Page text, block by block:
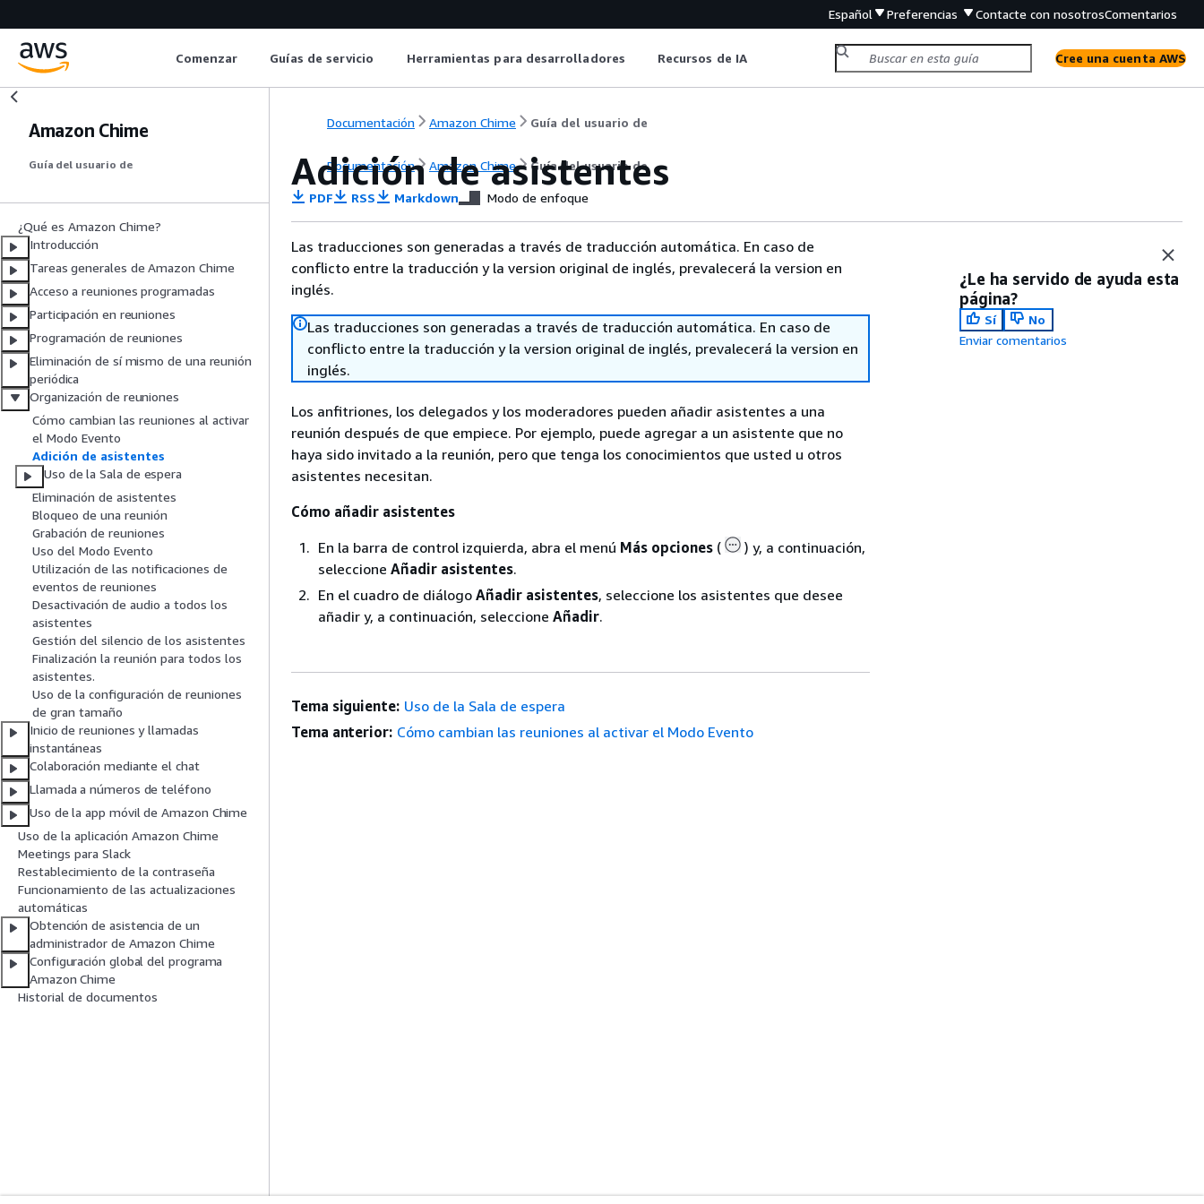
Español Preferencias Contacte con nosotrosComentarios
Comenzar Guías de servicio Herramientas para desarrolladores Recursos de IA Cree una cuenta AWS
Amazon Chime
Guía del usuario de
¿Qué es Amazon Chime?
Introducción
Tareas generales de Amazon Chime
Acceso a reuniones programadas
Participación en reuniones
Programación de reuniones
Eliminación de sí mismo de una reunión
periódica
Organización de reuniones
Cómo cambian las reuniones al activar
el Modo Evento
Adición de asistentes
Uso de la Sala de espera
Eliminación de asistentes
Bloqueo de una reunión
Grabación de reuniones
Uso del Modo Evento
Utilización de las notificaciones de
eventos de reuniones
Desactivación de audio a todos los
asistentes
Gestión del silencio de los asistentes
Finalización la reunión para todos los
asistentes.
Uso de la configuración de reuniones
de gran tamaño
Inicio de reuniones y llamadas
instantáneas
Colaboración mediante el chat
Llamada a números de teléfono
Uso de la app móvil de Amazon Chime
Uso de la aplicación Amazon Chime
Meetings para Slack
Restablecimiento de la contraseña
Funcionamiento de las actualizaciones
automáticas
Obtención de asistencia de un
administrador de Amazon Chime
Configuración global del programa
Amazon Chime
Historial de documentos
Documentación Amazon Chime Guía del usuario de
Documentación Amazon Chime Guía del usuario de
Adición de asistentes
PDF RSS Markdown Modo de enfoque
Las traducciones son generadas a través de traducción automática. En caso de
conflicto entre la traducción y la version original de inglés, prevalecerá la version en
inglés.
Las traducciones son generadas a través de traducción automática. En caso de
conflicto entre la traducción y la version original de inglés, prevalecerá la version en
inglés.
Los anfitriones, los delegados y los moderadores pueden añadir asistentes a una
reunión después de que empiece. Por ejemplo, puede agregar a un asistente que no
haya sido invitado a la reunión, pero que tenga los conocimientos que usted u otros
asistentes necesitan.
Cómo añadir asistentes
En la barra de control izquierda, abra el menú Más opciones (
) y, a continuación,
seleccione Añadir asistentes.
En el cuadro de diálogo Añadir asistentes, seleccione los asistentes que desee
añadir y, a continuación, seleccione Añadir.
¿Le ha servido de ayuda esta
página?
Sí
No
Enviar comentarios
Tema siguiente: Uso de la Sala de espera
Tema anterior: Cómo cambian las reuniones al activar el Modo Evento